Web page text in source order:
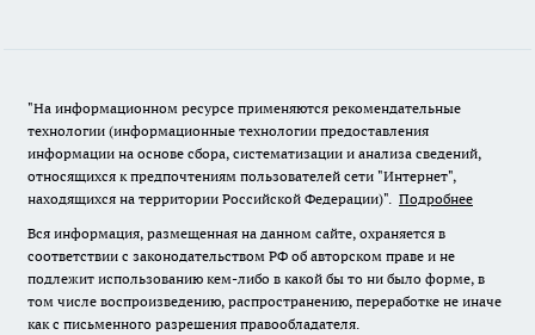
"На информационном ресурсе применяются рекомендательные
технологии (информационные технологии предоставления
информации на основе сбора, систематизации и анализа сведений,
относящихся к предпочтениям пользователей сети "Интернет",
находящихся на территории Российской Федерации)". Подробнее
Вся информация, размещенная на данном сайте, охраняется в
соответствии с законодательством РФ об авторском праве и не
подлежит использованию кем-либо в какой бы то ни было форме, в
том числе воспроизведению, распространению, переработке не иначе
как с письменного разрешения правообладателя.